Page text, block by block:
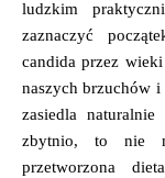
ludzkim
zaznaczyć
candida przez
naszych brzuchów i
zasiedla
zbytnio, to nie
przetworzona